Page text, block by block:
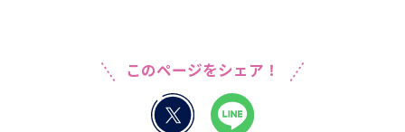
このページをシェア！